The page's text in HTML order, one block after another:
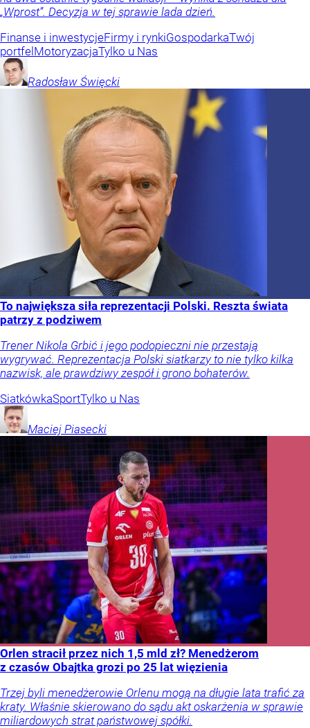
„Wprost”. Decyzja w tej sprawie lada dzień.
Finanse i inwestycjeFirmy i rynkiGospodarkaTwój
portfelMotoryzacjaTylko u Nas
Radosław Święcki
To największa siła reprezentacji Polski. Reszta świata
patrzy z podziwem
Trener Nikola Grbić i jego podopieczni nie przestają
wygrywać. Reprezentacja Polski siatkarzy to nie tylko kilka
nazwisk, ale prawdziwy zespół i grono bohaterów.
SiatkówkaSportTylko u Nas
Maciej Piasecki
Orlen stracił przez nich 1,5 mld zł? Menedżerom
z czasów Obajtka grozi po 25 lat więzienia
Trzej byli menedżerowie Orlenu mogą na długie lata trafić za
kraty. Właśnie skierowano do sądu akt oskarżenia w sprawie
miliardowych strat państwowej spółki.